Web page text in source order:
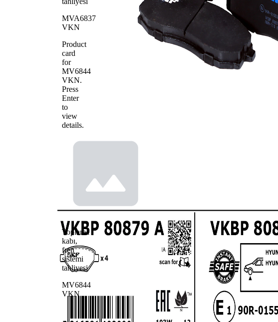
MVA6837
VKN
Product
card
for
MV6844
VKN.
Press
Enter
to
view
details.
Toplama
kabı,
fren
sistemi
tahliyesi
MV6844
VKN